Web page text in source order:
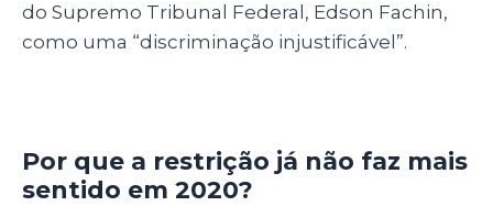
do Supremo Tribunal Federal, Edson Fachin,
como uma “discriminação injustificável”.
Por que a restrição já não faz mais
sentido em 2020?